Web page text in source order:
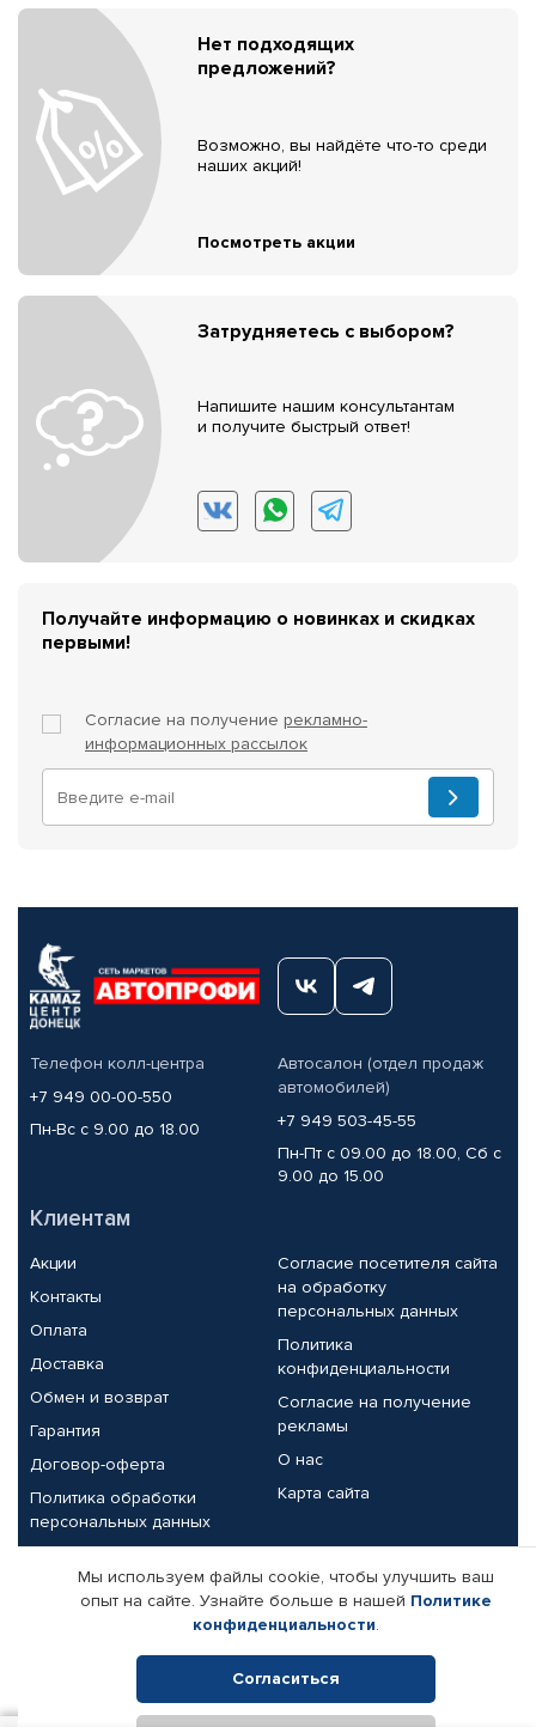
Нет подходящих
предложений?
Возможно, вы найдёте что-то среди
наших акций!
Посмотреть акции
Затрудняетесь с выбором?
Напишите нашим консультантам
и получите быстрый ответ!
Получайте информацию о новинках и скидках
первыми!
Согласие на получение рекламно-
информационных рассылок
Телефон колл-центра
+7 949 00-00-550
Пн-Вс с 9.00 до 18.00
Автосалон (отдел продаж
автомобилей)
+7 949 503-45-55
Пн-Пт с 09.00 до 18.00, Сб с
9.00 до 15.00
Клиентам
Акции
Контакты
Оплата
Доставка
Обмен и возврат
Гарантия
Договор-оферта
Политика обработки
персональных данных
Согласие посетителя сайта
на обработку
персональных данных
Политика
конфиденциальности
Согласие на получение
рекламы
О нас
Карта сайта
Партнерам
Корпоративным клиентам
Поставщикам
Реквизиты компании
Мы используем файлы cookie, чтобы улучшить ваш
опыт на сайте. Узнайте больше в нашей Политике
конфиденциальности.
Согласиться